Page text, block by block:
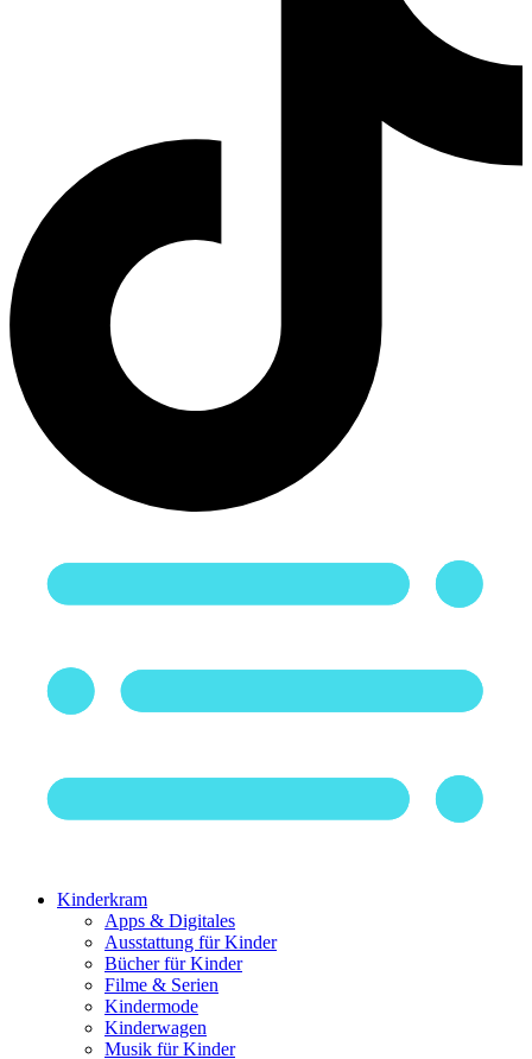
Kinderkram
Apps & Digitales
Ausstattung für Kinder
Bücher für Kinder
Filme & Serien
Kindermode
Kinderwagen
Musik für Kinder